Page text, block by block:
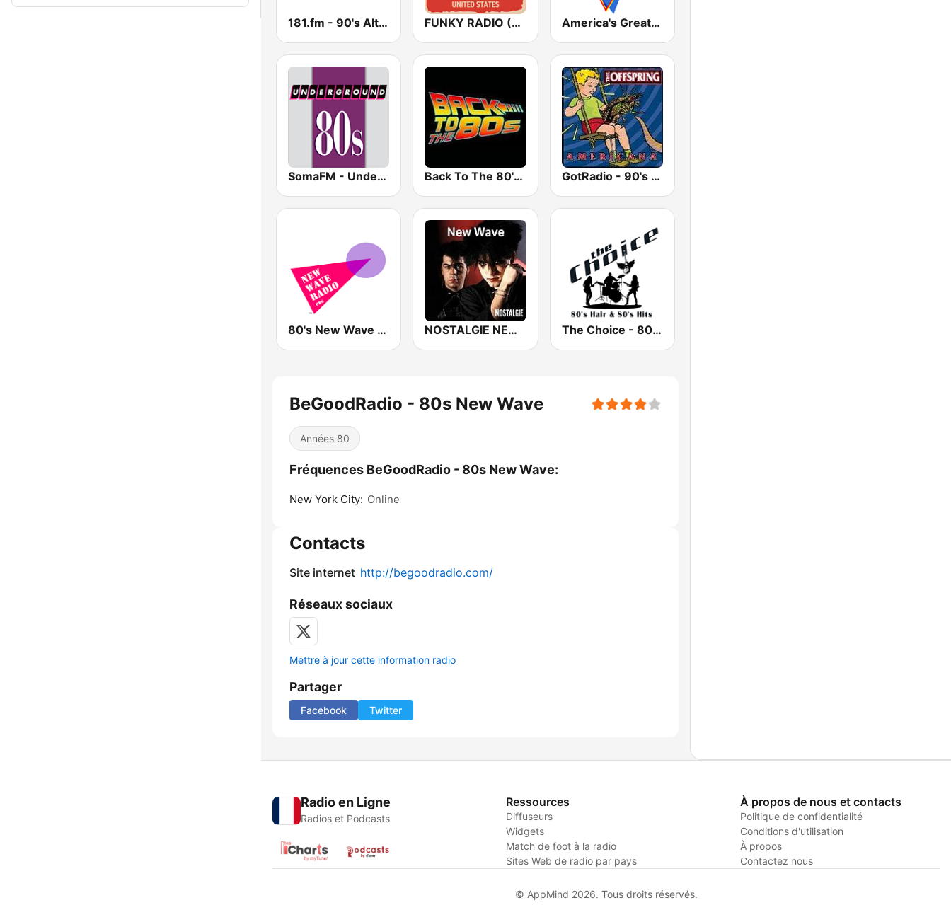
181.fm - 90's Alternative FUNKY RADIO (USA) America's Greatest 80s Hits
SomaFM - Underground 80's Back To The 80's Radio GotRadio - 90's Alternative
80's New Wave Radio - NewWaveRadio.org NOSTALGIE NEW WAVE The Choice - 80's Hair & 80's Hits
BeGoodRadio - 80s New Wave
Années 80
Fréquences BeGoodRadio - 80s New Wave:
New York City: Online
Contacts
Site internet http://begoodradio.com/
Réseaux sociaux
Mettre à jour cette information radio
Partager
Facebook Twitter
Radio en Ligne
Radios et Podcasts
Ressources
Diffuseurs
Widgets
Match de foot à la radio
Sites Web de radio par pays
À propos de nous et contacts
Politique de confidentialité
Conditions d'utilisation
À propos
Contactez nous
© AppMind 2026. Tous droits réservés.